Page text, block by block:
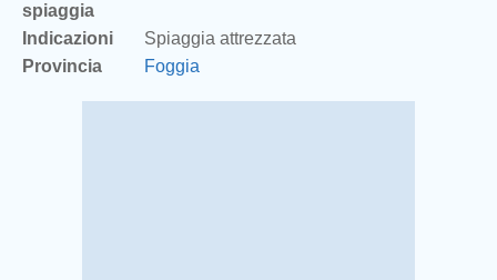
spiaggia
Indicazioni
Spiaggia attrezzata
Provincia
Foggia